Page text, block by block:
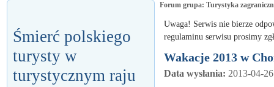
Śmierć polskiego
turysty w
turystycznym raju
Forum grupa: Turystyka
Uwaga! Serwis nie bierze
regulaminu serwisu prosimy
Wakacje 2013 w
Data wysłania: 2013-04-